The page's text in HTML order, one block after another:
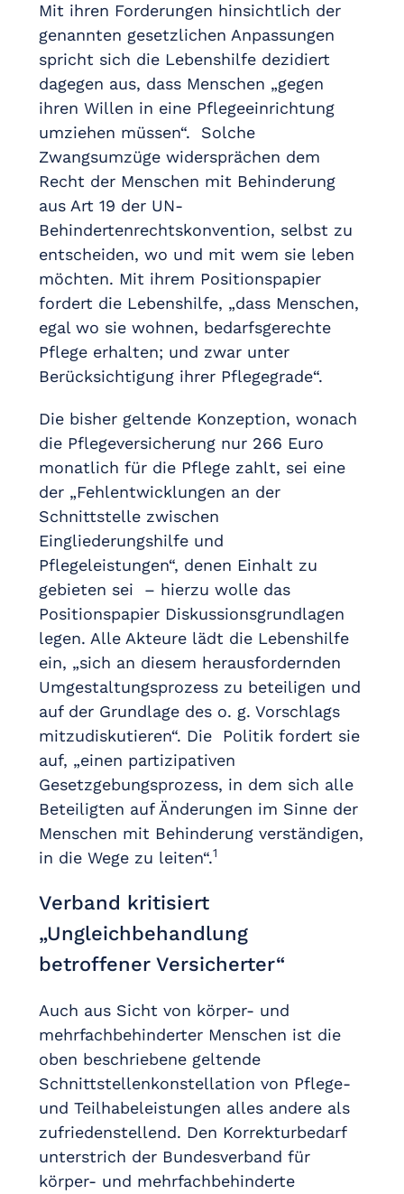
Mit ihren Forderungen hinsichtlich der
genannten gesetzlichen Anpassungen
spricht sich die Lebenshilfe dezidiert
dagegen aus, dass Menschen „gegen
ihren Willen in eine Pflegeeinrichtung
umziehen müssen“. Solche
Zwangsumzüge widersprächen dem
Recht der Menschen mit Behinderung
aus Art 19 der UN-
Behindertenrechtskonvention, selbst zu
entscheiden, wo und mit wem sie leben
möchten. Mit ihrem Positionspapier
fordert die Lebenshilfe, „dass Menschen,
egal wo sie wohnen, bedarfsgerechte
Pflege erhalten; und zwar unter
Berücksichtigung ihrer Pflegegrade“.
Die bisher geltende Konzeption, wonach
die Pflegeversicherung nur 266 Euro
monatlich für die Pflege zahlt, sei eine
der „Fehlentwicklungen an der
Schnittstelle zwischen
Eingliederungshilfe und
Pflegeleistungen“, denen Einhalt zu
gebieten sei – hierzu wolle das
Positionspapier Diskussionsgrundlagen
legen. Alle Akteure lädt die Lebenshilfe
ein, „sich an diesem herausfordernden
Umgestaltungsprozess zu beteiligen und
auf der Grundlage des o. g. Vorschlags
mitzudiskutieren“. Die Politik fordert sie
auf, „einen partizipativen
Gesetzgebungsprozess, in dem sich alle
Beteiligten auf Änderungen im Sinne der
Menschen mit Behinderung verständigen,
in die Wege zu leiten“.1
Verband kritisiert
„Ungleichbehandlung
betroffener Versicherter“
Auch aus Sicht von körper- und
mehrfachbehinderter Menschen ist die
oben beschriebene geltende
Schnittstellenkonstellation von Pflege-
und Teilhabeleistungen alles andere als
zufriedenstellend. Den Korrekturbedarf
unterstrich der Bundesverband für
körper- und mehrfachbehinderte